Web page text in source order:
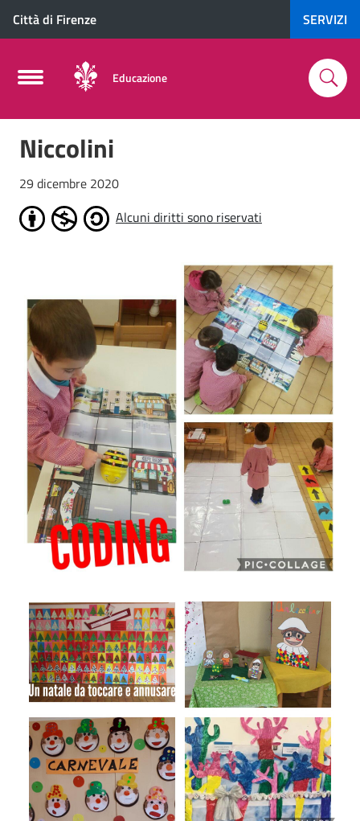
Città di Firenze SERVIZI
Educazione
Niccolini
29 dicembre 2020
Alcuni diritti sono riservati